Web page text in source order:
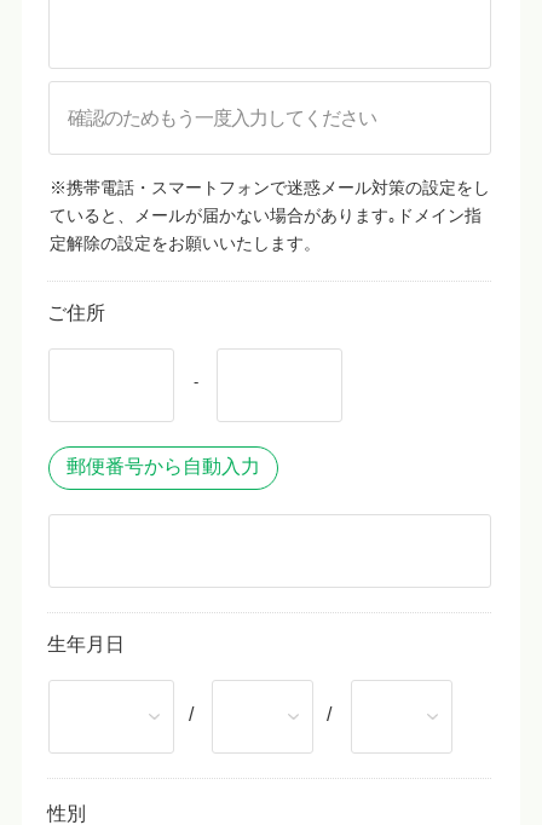
※携帯電話・スマートフォンで迷惑メール対策の設定をし
ていると、メールが届かない場合があります｡ドメイン指
定解除の設定をお願いいたします。
ご住所
-
郵便番号から自動入力
生年月日
/ /
性別